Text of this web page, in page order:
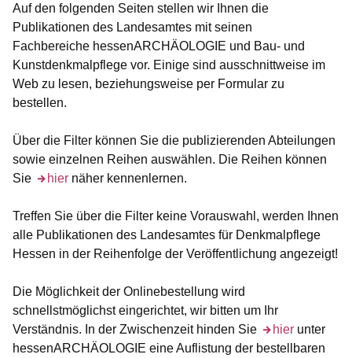
Auf den folgenden Seiten stellen wir Ihnen die
Publikationen des Landesamtes mit seinen
Fachbereiche hessenARCHÄOLOGIE und Bau- und
Kunstdenkmalpflege vor. Einige sind ausschnittweise im
Web zu lesen, beziehungsweise per Formular zu
bestellen.
Über die Filter können Sie die publizierenden Abteilungen
sowie einzelnen Reihen auswählen. Die Reihen können
Sie
hier
Öffnet sich in einem neuen Fenster
näher kennenlernen.
Treffen Sie über die Filter keine Vorauswahl, werden Ihnen
alle Publikationen des Landesamtes für Denkmalpflege
Hessen in der Reihenfolge der Veröffentlichung angezeigt!
Die Möglichkeit der Onlinebestellung wird
schnellstmöglichst eingerichtet, wir bitten um Ihr
Verständnis. In der Zwischenzeit hinden Sie
hier
Öffnet sich in
unter
hessenARCHÄOLOGIE eine Auflistung der bestellbaren